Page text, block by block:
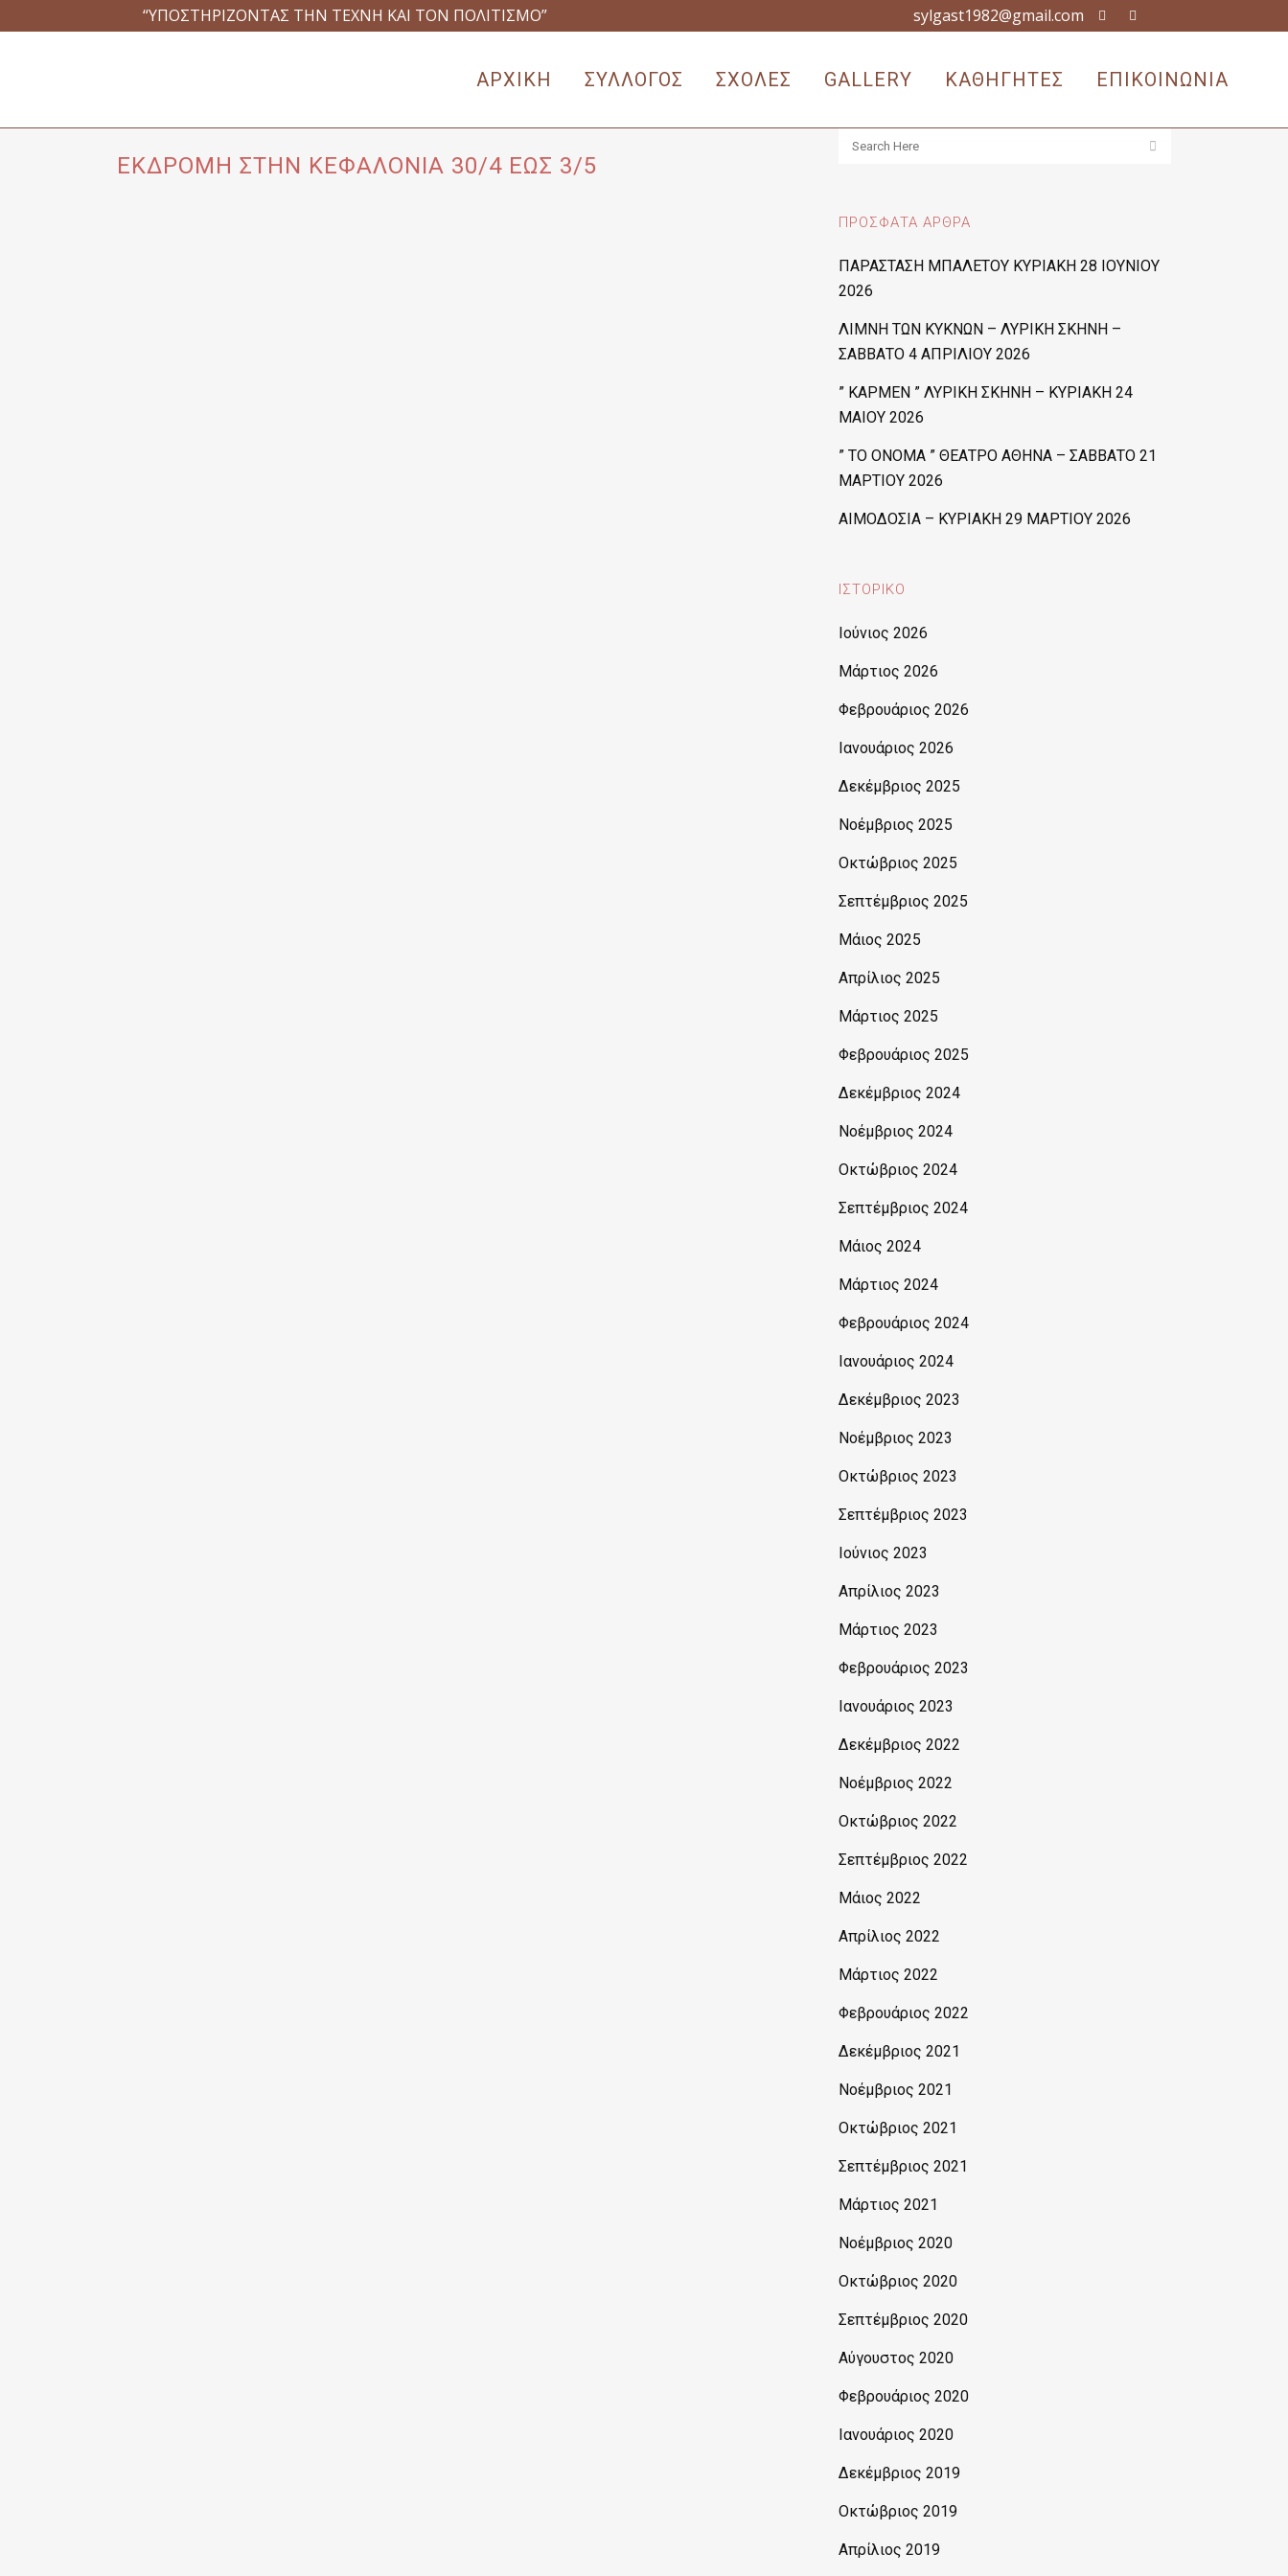
“ΥΠΟΣΤΗΡΙΖΟΝΤΑΣ ΤΗΝ ΤΕΧΝΗ ΚΑΙ ΤΟΝ ΠΟΛΙΤΙΣΜΟ” sylgast1982@gmail.com
ΑΡΧΙΚΗ ΣΥΛΛΟΓΟΣ ΣΧΟΛΕΣ GALLERY ΚΑΘΗΓΗΤΕΣ ΕΠΙΚΟΙΝΩΝΙΑ
ΕΚΔΡΟΜΗ ΣΤΗΝ ΚΕΦΑΛΟΝΙΑ 30/4 ΕΩΣ 3/5
ΠΡΌΣΦΑΤΑ ΆΡΘΡΑ
ΠΑΡΑΣΤΑΣΗ ΜΠΑΛΕΤΟΥ ΚΥΡΙΑΚΗ 28 ΙΟΥΝΙΟΥ
2026
ΛΙΜΝΗ ΤΩΝ ΚΥΚΝΩΝ – ΛΥΡΙΚΗ ΣΚΗΝΗ –
ΣΑΒΒΑΤΟ 4 ΑΠΡΙΛΙΟΥ 2026
” ΚΑΡΜΕΝ ” ΛΥΡΙΚΗ ΣΚΗΝΗ – ΚΥΡΙΑΚΗ 24
ΜΑΙΟΥ 2026
” ΤΟ ΟΝΟΜΑ ” ΘΕΑΤΡΟ ΑΘΗΝΑ – ΣΑΒΒΑΤΟ 21
ΜΑΡΤΙΟΥ 2026
ΑΙΜΟΔΟΣΙΑ – ΚΥΡΙΑΚΗ 29 ΜΑΡΤΙΟΥ 2026
ΙΣΤΟΡΙΚΌ
Ιούνιος 2026
Μάρτιος 2026
Φεβρουάριος 2026
Ιανουάριος 2026
Δεκέμβριος 2025
Νοέμβριος 2025
Οκτώβριος 2025
Σεπτέμβριος 2025
Μάιος 2025
Απρίλιος 2025
Μάρτιος 2025
Φεβρουάριος 2025
Δεκέμβριος 2024
Νοέμβριος 2024
Οκτώβριος 2024
Σεπτέμβριος 2024
Μάιος 2024
Μάρτιος 2024
Φεβρουάριος 2024
Ιανουάριος 2024
Δεκέμβριος 2023
Νοέμβριος 2023
Οκτώβριος 2023
Σεπτέμβριος 2023
Ιούνιος 2023
Απρίλιος 2023
Μάρτιος 2023
Φεβρουάριος 2023
Ιανουάριος 2023
Δεκέμβριος 2022
Νοέμβριος 2022
Οκτώβριος 2022
Σεπτέμβριος 2022
Μάιος 2022
Απρίλιος 2022
Μάρτιος 2022
Φεβρουάριος 2022
Δεκέμβριος 2021
Νοέμβριος 2021
Οκτώβριος 2021
Σεπτέμβριος 2021
Μάρτιος 2021
Νοέμβριος 2020
Οκτώβριος 2020
Σεπτέμβριος 2020
Αύγουστος 2020
Φεβρουάριος 2020
Ιανουάριος 2020
Δεκέμβριος 2019
Οκτώβριος 2019
Απρίλιος 2019